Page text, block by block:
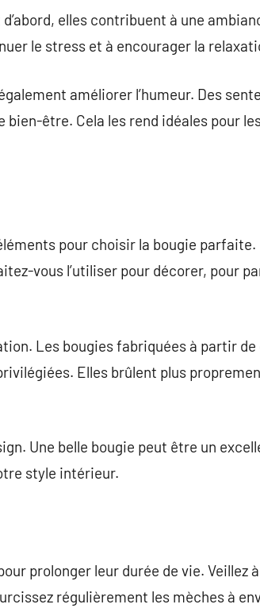
elles contribuent à une
le stress et à encourager la
améliorer l’humeur. Des
être. Cela les rend idéales pour
pour choisir la bougie
vous l’utiliser pour décorer, pour
Les bougies fabriquées à partir
Elles brûlent plus
Une belle bougie peut être un
style intérieur.
prolonger leur durée de vie. Veillez
régulièrement les mèches à